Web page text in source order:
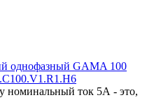
однофазный GAMA 100
номинальный ток 5А - это,